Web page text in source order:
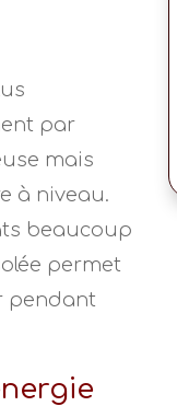
par
mais
à niveau.
beaucoup
permet
pendant